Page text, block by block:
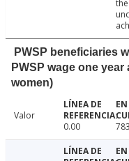
the
PWSP beneficiaries
PWSP wage one
women)
Valor
0.00